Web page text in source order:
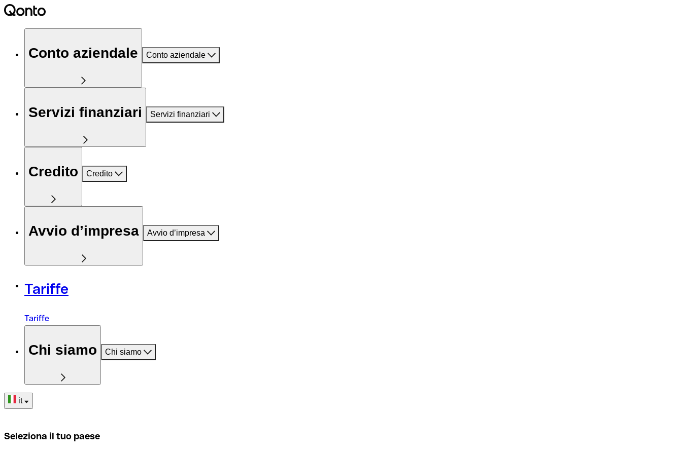
Conto aziendale Conto aziendale
Servizi finanziari Servizi finanziari
Credito Credito
Avvio d’impresa Avvio d’impresa
Tariffe
Tariffe
Chi siamo Chi siamo
it
Seleziona il tuo paese